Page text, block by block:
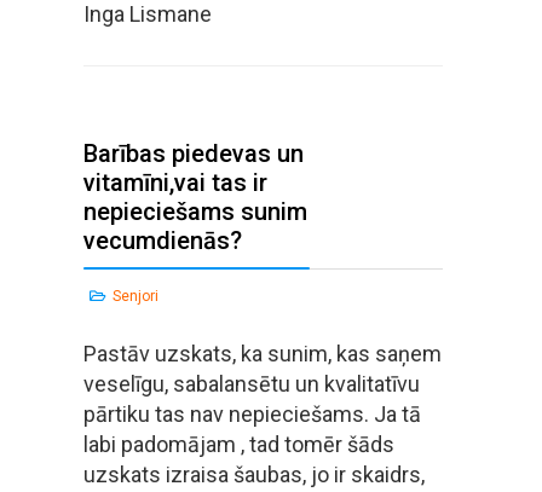
Inga Lismane
Barības piedevas un
vitamīni,vai tas ir
nepieciešams sunim
vecumdienās?
Senjori
Pastāv uzskats, ka sunim, kas saņem
veselīgu, sabalansētu un kvalitatīvu
pārtiku tas nav nepieciešams. Ja tā
labi padomājam , tad tomēr šāds
uzskats izraisa šaubas, jo ir skaidrs,